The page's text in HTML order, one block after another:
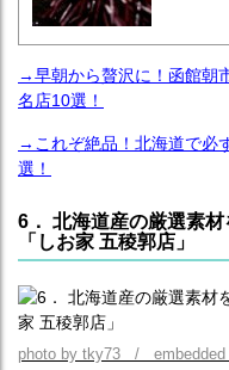
→早朝から贅沢に！函館朝
名店10選！
→これぞ絶品！北海道で必
選！
6． 北海道産の厳選素
「しお家 五稜郭店」
photo by tky73 / embedded